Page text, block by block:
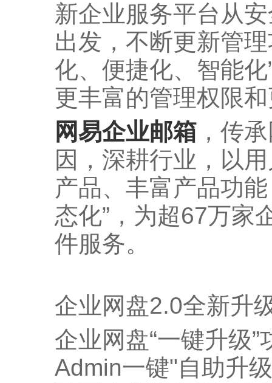
新企业服务平台从
出发，不断更新管
化、便捷化、智能
更丰富的管理权限
网易企业邮箱 ，传
因，深耕行业，以
产品、丰富产品功
态化”，为超67万家
件服务。
企业网盘2.0全新升
企业网盘“一键升级
Admin一键"自助升